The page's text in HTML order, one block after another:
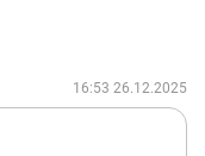
16:53 26.12.2025